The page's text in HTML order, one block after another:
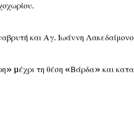
και Αγ. Ιωάννη
µέχρι τη θέση «Βάρδα» και